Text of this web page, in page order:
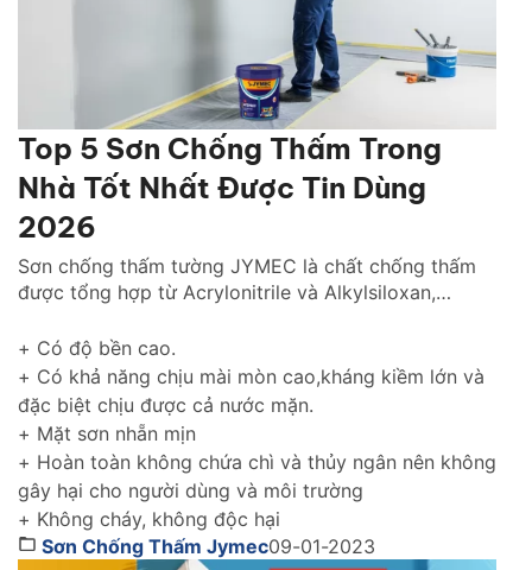
Top 5 Sơn Chống Thấm Trong
Nhà Tốt Nhất Được Tin Dùng
2026
Sơn chống thấm tường JYMEC là chất chống thấm
được tổng hợp từ Acrylonitrile và Alkylsiloxan,
tường ngoài trời gìn giữ và tôn lên vẻ đẹp ngôi nhà
của bạn thách thức với thời gian.
+ Có độ bền cao.
+ Có khả năng chịu mài mòn cao,kháng kiềm lớn và
đặc biệt chịu được cả nước mặn.
+ Mặt sơn nhẵn mịn
+ Hoàn toàn không chứa chì và thủy ngân nên không
gây hại cho người dùng và môi trường
+ Không cháy, không độc hại
Sơn Chống Thấm Jymec09-01-2023